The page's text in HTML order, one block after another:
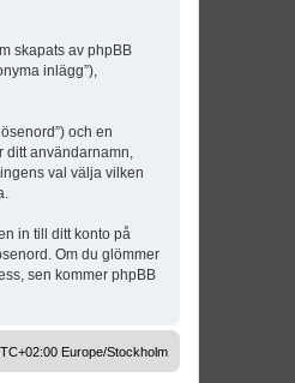
skapats av phpBB
inlägg”),
och en
ditt användarnamn,
val välja vilken
in till ditt konto på
Om du glömmer
sen kommer phpBB
Europe/Stockholm